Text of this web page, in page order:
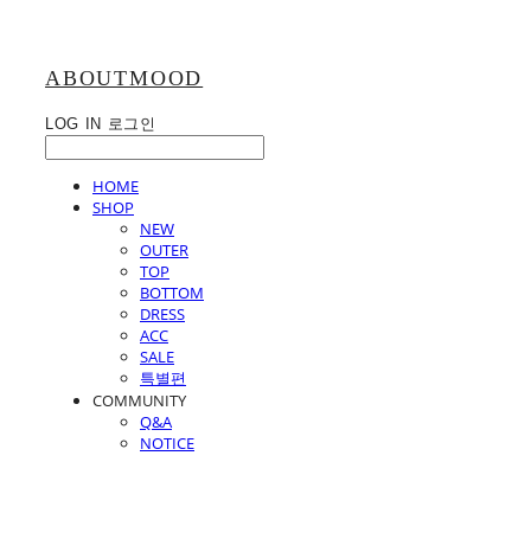
ABOUTMOOD
LOG IN 로그인
HOME
SHOP
NEW
OUTER
TOP
BOTTOM
DRESS
ACC
SALE
특별편
COMMUNITY
Q&A
NOTICE